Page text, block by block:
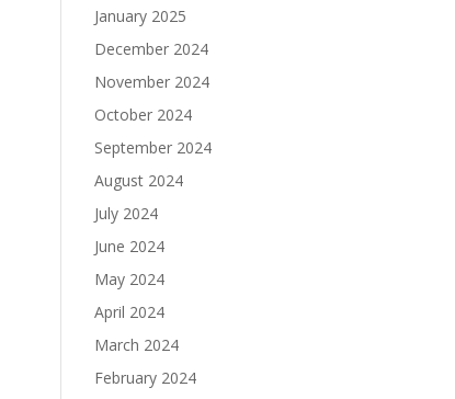
January 2025
December 2024
November 2024
October 2024
September 2024
August 2024
July 2024
June 2024
May 2024
April 2024
March 2024
February 2024